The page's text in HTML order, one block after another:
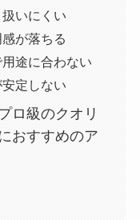
いにくい
が落ちる
途に合わない
定しない
ロ級のクオリ
おすすめのア